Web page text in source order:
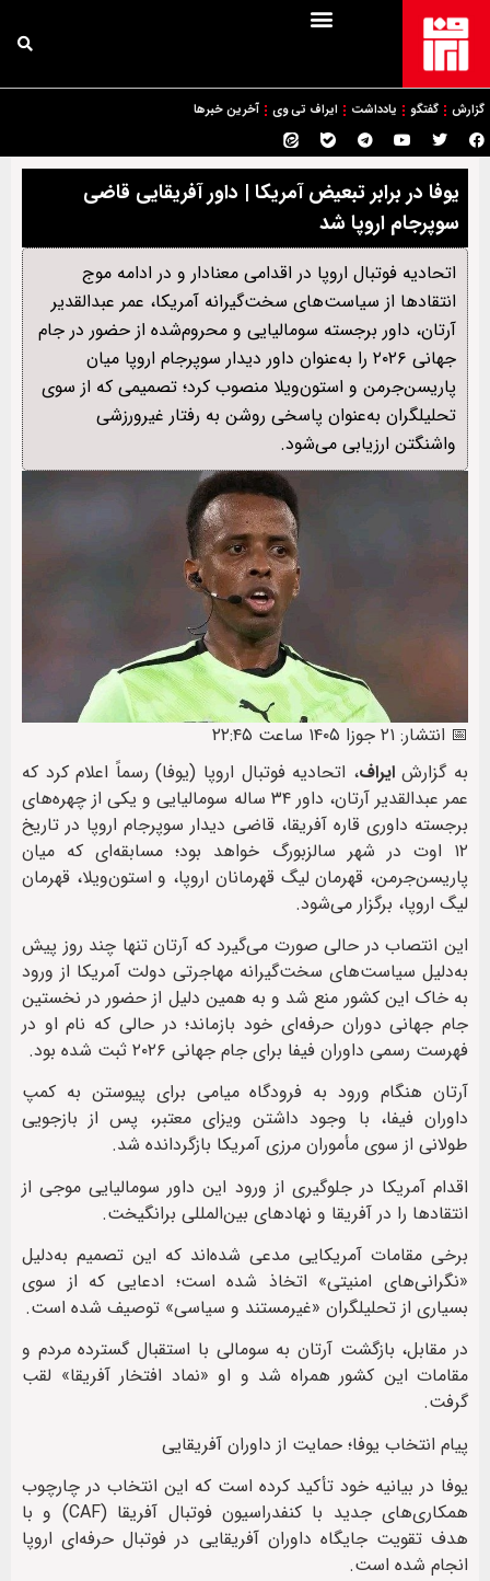
گزارش گفتگو یادداشت ایراف تی وی آخرین خبرها
یوفا در برابر تبعیض آمریکا | داور آفریقایی قاضی
سوپرجام اروپا شد
اتحادیه فوتبال اروپا در اقدامی معنادار و در ادامه موج
انتقادها از سیاست‌های سخت‌گیرانه آمریکا، عمر عبدالقدیر
آرتان، داور برجسته سومالیایی و محروم‌شده از حضور در جام
جهانی ۲۰۲۶ را به‌عنوان داور دیدار سوپرجام اروپا میان
پاریسن‌جرمن و استون‌ویلا منصوب کرد؛ تصمیمی که از سوی
تحلیلگران به‌عنوان پاسخی روشن به رفتار غیرورزشی
واشنگتن ارزیابی می‌شود.
📅 انتشار: ۲۱ جوزا ۱۴۰۵ ساعت ۲۲:۴۵
به گزارشایراف، اتحادیه فوتبال اروپا (یوفا) رسماً اعلام کرد که
عمر عبدالقدیر آرتان، داور ۳۴ ساله سومالیایی و یکی از چهره‌های
برجسته داوری قاره آفریقا، قاضی دیدار سوپرجام اروپا در تاریخ
۱۲ اوت در شهر سالزبورگ خواهد بود؛ مسابقه‌ای که میان
پاریسن‌جرمن، قهرمان لیگ قهرمانان اروپا، و استون‌ویلا، قهرمان
لیگ اروپا، برگزار می‌شود.
این انتصاب در حالی صورت می‌گیرد که آرتان تنها چند روز پیش
به‌دلیل سیاست‌های سخت‌گیرانه مهاجرتی دولت آمریکا از ورود
به خاک این کشور منع شد و به همین دلیل از حضور در نخستین
جام جهانی دوران حرفه‌ای خود بازماند؛ در حالی که نام او در
فهرست رسمی داوران فیفا برای جام جهانی ۲۰۲۶ ثبت شده بود.
آرتان هنگام ورود به فرودگاه میامی برای پیوستن به کمپ
داوران فیفا، با وجود داشتن ویزای معتبر، پس از بازجویی
طولانی از سوی مأموران مرزی آمریکا بازگردانده شد.
اقدام آمریکا در جلوگیری از ورود این داور سومالیایی موجی از
انتقادها را در آفریقا و نهادهای بین‌المللی برانگیخت.
برخی مقامات آمریکایی مدعی شده‌اند که این تصمیم به‌دلیل
«نگرانی‌های امنیتی» اتخاذ شده است؛ ادعایی که از سوی
بسیاری از تحلیلگران «غیرمستند و سیاسی» توصیف شده است.
در مقابل، بازگشت آرتان به سومالی با استقبال گسترده مردم و
مقامات این کشور همراه شد و او «نماد افتخار آفریقا» لقب
گرفت.
پیام انتخاب یوفا؛ حمایت از داوران آفریقایی
یوفا در بیانیه خود تأکید کرده است که این انتخاب در چارچوب
همکاری‌های جدید با کنفدراسیون فوتبال آفریقا (CAF) و با
هدف تقویت جایگاه داوران آفریقایی در فوتبال حرفه‌ای اروپا
انجام شده است.